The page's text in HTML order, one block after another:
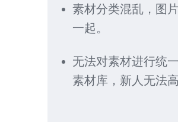
素材分类混乱，图
一起。
无法对素材进行统
素材库，新人无法